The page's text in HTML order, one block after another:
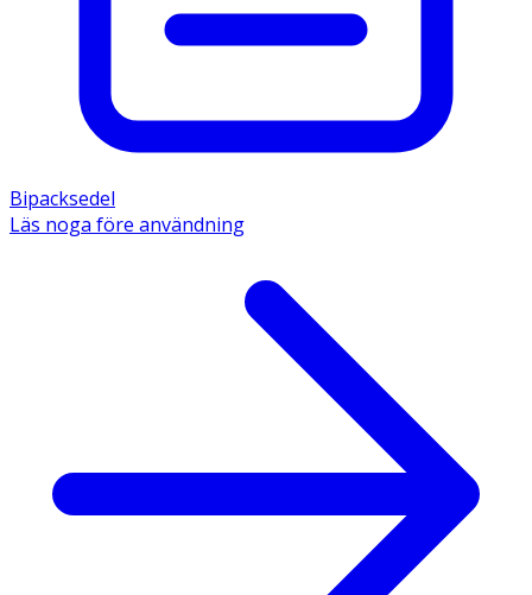
Bipacksedel
Läs noga före användning